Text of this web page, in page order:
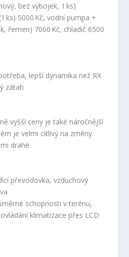
bez výbojek, 1 ks)
ks) 5000 Kč, vodní pumpa +
řemen) 7000 Kč, chladič 6500
lepší dynamika než RX
zátah
vyšší ceny je také náročnější
je velmi citlivý na změny
drahé
převodovka, vzduchový
schopnosti v terénu,
klimatizace přes LCD